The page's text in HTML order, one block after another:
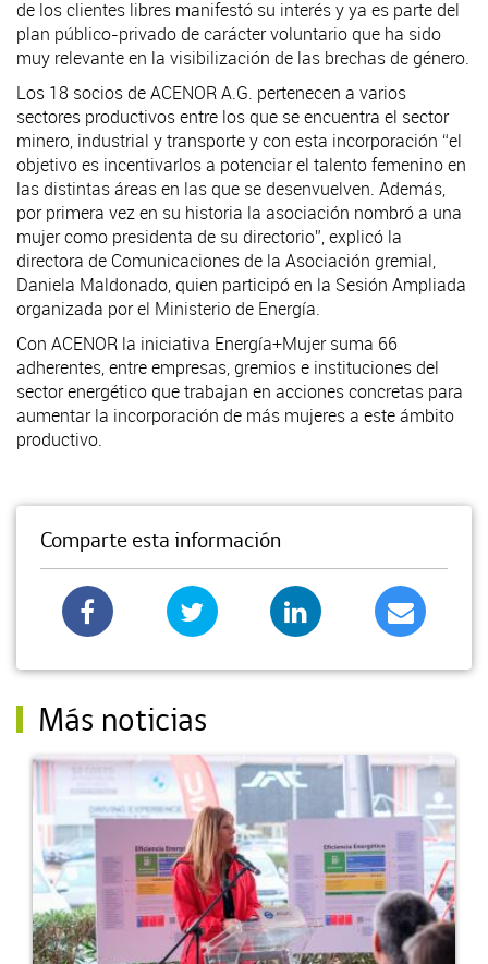
de los clientes libres manifestó su interés y ya es parte del
plan público-privado de carácter voluntario que ha sido
muy relevante en la visibilización de las brechas de género.
Los 18 socios de ACENOR A.G. pertenecen a varios
sectores productivos entre los que se encuentra el sector
minero, industrial y transporte y con esta incorporación “el
objetivo es incentivarlos a potenciar el talento femenino en
las distintas áreas en las que se desenvuelven. Además,
por primera vez en su historia la asociación nombró a una
mujer como presidenta de su directorio”, explicó la
directora de Comunicaciones de la Asociación gremial,
Daniela Maldonado, quien participó en la Sesión Ampliada
organizada por el Ministerio de Energía.
Con ACENOR la iniciativa Energía+Mujer suma 66
adherentes, entre empresas, gremios e instituciones del
sector energético que trabajan en acciones concretas para
aumentar la incorporación de más mujeres a este ámbito
productivo.
Comparte esta información
Más noticias